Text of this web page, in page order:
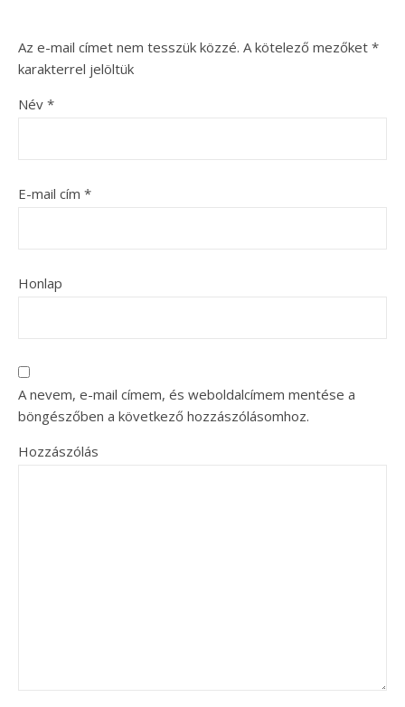
Az e-mail címet nem tesszük közzé. A kötelező mezőket *
karakterrel jelöltük
Név *
E-mail cím *
Honlap
A nevem, e-mail címem, és weboldalcímem mentése a
böngészőben a következő hozzászólásomhoz.
Hozzászólás